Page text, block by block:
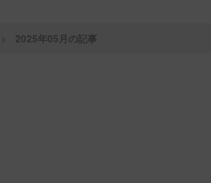
2025年05月の記事